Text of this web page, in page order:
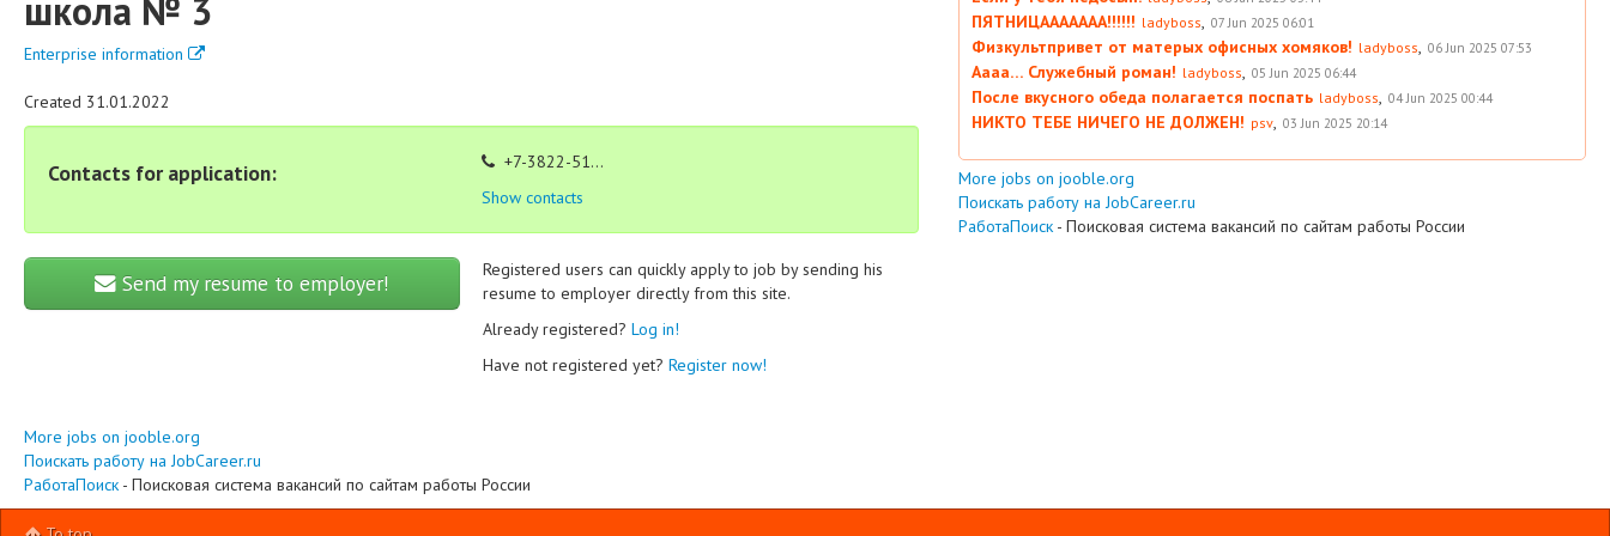
школа № 3
Enterprise information
Created 31.01.2022
Contacts for application:
+7-3822-51...
Show contacts
Send my resume to employer!
Registered users can quickly apply to job by sending his
resume to employer directly from this site.
Already registered? Log in!
Have not registered yet? Register now!
More jobs on jooble.org
Поискать работу на JobCareer.ru
РаботаПоиск - Поисковая система вакансий по сайтам работы России
ПЯТНИЦААААААА!!!!!! ladyboss, 07 Jun 2025 06:01
Физкультпривет от матерых офисных хомяков! ladyboss, 06 Jun 2025 07:53
Аааа… Служебный роман! ladyboss, 05 Jun 2025 06:44
После вкусного обеда полагается поспать ladyboss, 04 Jun 2025 00:44
НИКТО ТЕБЕ НИЧЕГО НЕ ДОЛЖЕН! psv, 03 Jun 2025 20:14
More jobs on jooble.org
Поискать работу на JobCareer.ru
РаботаПоиск - Поисковая система вакансий по сайтам работы России